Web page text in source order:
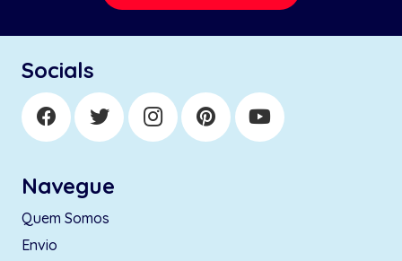
Socials
Navegue
Quem Somos
Envio